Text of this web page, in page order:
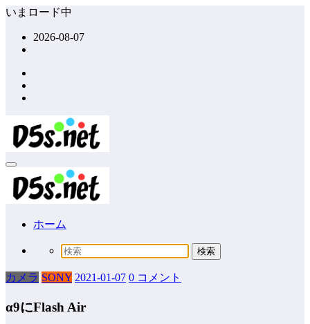
コ
ッ
プ
いまロード中
2026-08-07
ホーム
カメラ SONY 2021-01-07 0 コメント
α9にFlash Air